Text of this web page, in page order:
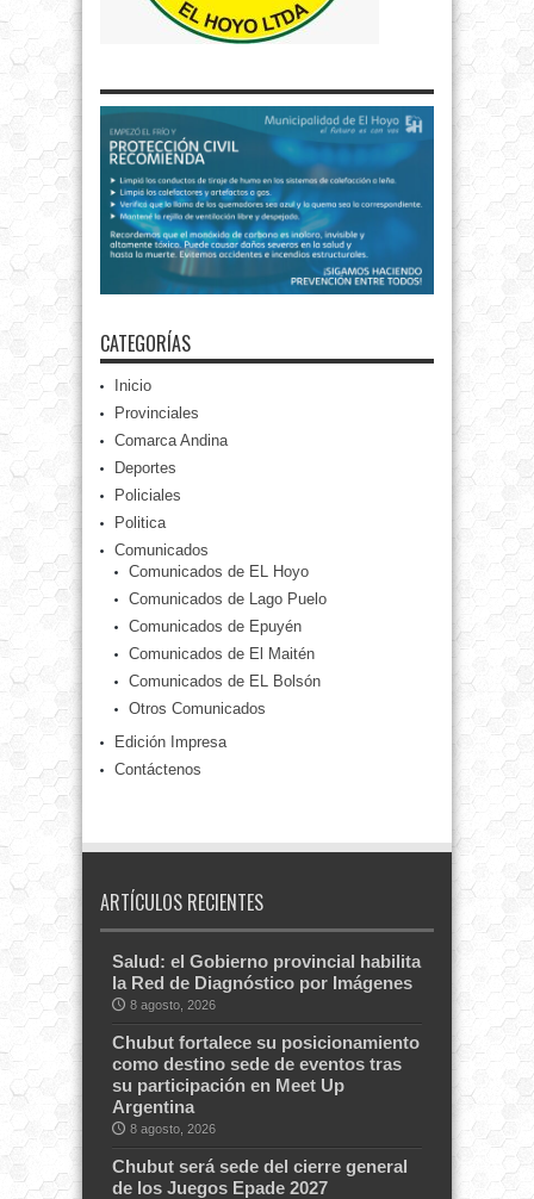
CATEGORÍAS
Inicio
Provinciales
Comarca Andina
Deportes
Policiales
Politica
Comunicados
Comunicados de EL Hoyo
Comunicados de Lago Puelo
Comunicados de Epuyén
Comunicados de El Maitén
Comunicados de EL Bolsón
Otros Comunicados
Edición Impresa
Contáctenos
ARTÍCULOS RECIENTES
Salud: el Gobierno provincial habilita
la Red de Diagnóstico por Imágenes
8 agosto, 2026
Chubut fortalece su posicionamiento
como destino sede de eventos tras
su participación en Meet Up
Argentina
8 agosto, 2026
Chubut será sede del cierre general
de los Juegos Epade 2027